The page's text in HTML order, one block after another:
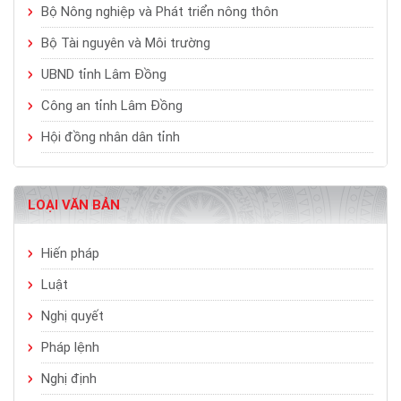
Bộ Nông nghiệp và Phát triển nông thôn
Bộ Tài nguyên và Môi trường
UBND tỉnh Lâm Đồng
Công an tỉnh Lâm Đồng
Hội đồng nhân dân tỉnh
LOẠI VĂN BẢN
Hiến pháp
Luật
Nghị quyết
Pháp lệnh
Nghị định